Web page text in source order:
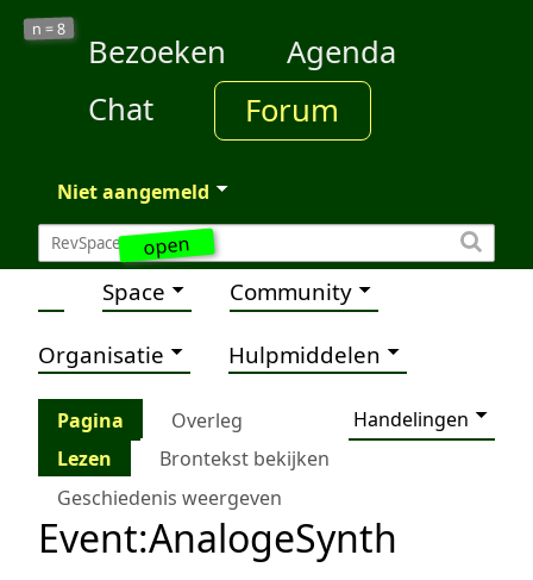
open
n =8
Bezoeken
Agenda
Chat
Forum
Niet aangemeld
Space Community
Organisatie Hulpmiddelen
Pagina Overleg
Handelingen
Lezen
Brontekst bekijken
Geschiedenis weergeven
Event:AnalogeSynth